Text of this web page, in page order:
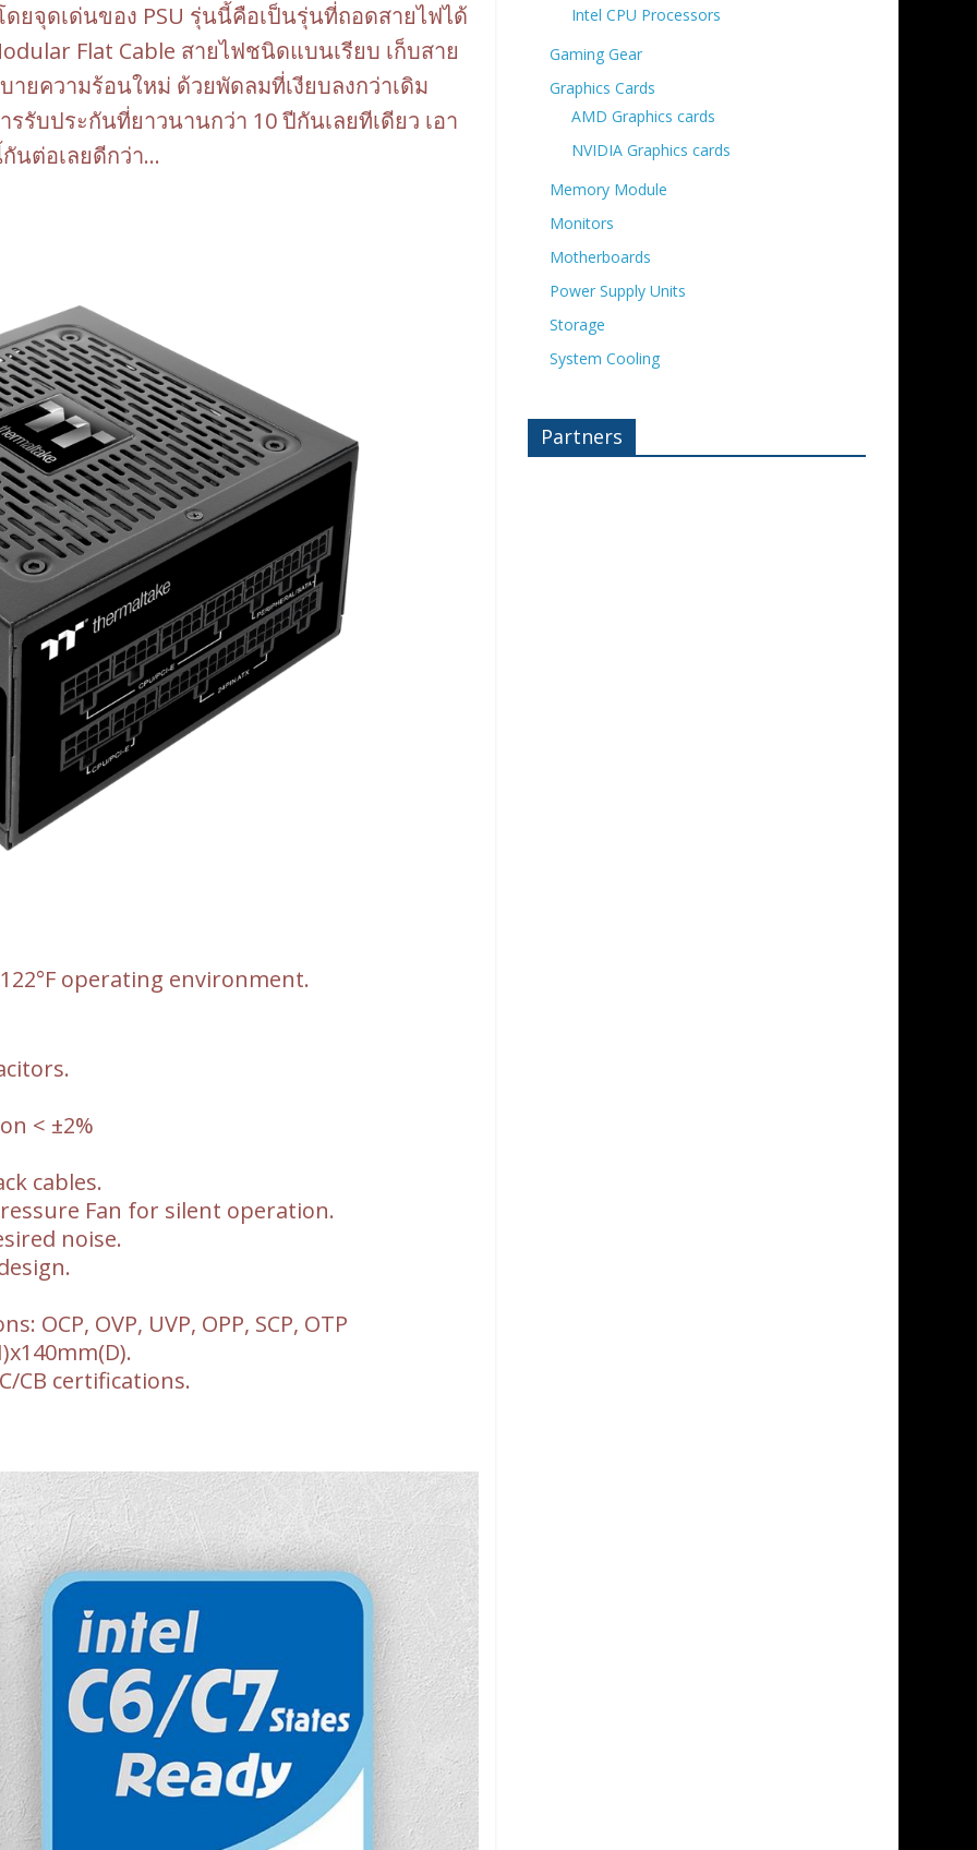
ยจุดเด่นของ PSU รุ่นนี้คือเป็นรุ่นที่ถอดสายไฟได้
Flat Cable สายไฟชนิดแบนเรียบ เก็บสาย
ายความร้อนใหม่ ด้วยพัดลมที่เงียบลงกว่าเดิม
รับประกันที่ยาวนานกว่า 10 ปีกันเลยทีเดียว เอา
นต่อเลยดีกว่า…
operating environment.
< ±2%
cables.
Fan for silent operation.
noise.
OVP, UVP, OPP, SCP, OTP
CB certifications.
Intel CPU Processors
Gaming Gear
Graphics Cards
AMD Graphics cards
NVIDIA Graphics cards
Memory Module
Monitors
Motherboards
Power Supply Units
Storage
System Cooling
Partners